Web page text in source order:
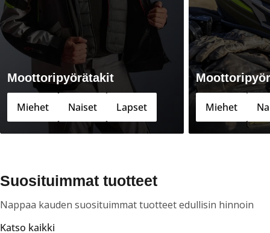
Moottoripyörätakit
Miehet Naiset Lapset Miehet
Suosituimmat tuotteet
Nappaa kauden suosituimmat tuotteet edullisin hinnoin
Katso kaikki